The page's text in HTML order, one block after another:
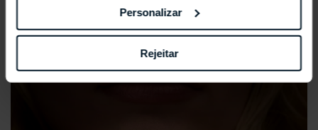
Personalizar
Rejeitar